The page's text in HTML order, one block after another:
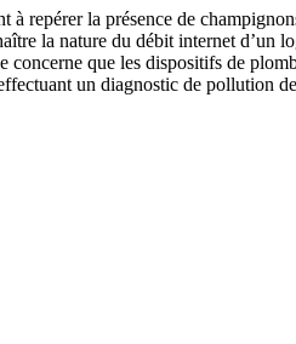
à repérer la présence de
la nature du débit internet d’un
concerne que les dispositifs de
un diagnostic de pollution